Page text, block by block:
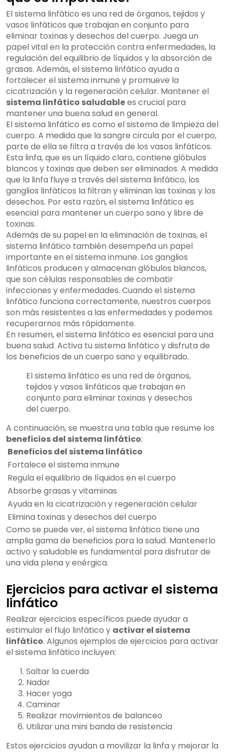
El sistema linfático es una red de órganos, tejidos y
vasos linfáticos que trabajan en conjunto para
eliminar toxinas y desechos del cuerpo. Juega un
papel vital en la protección contra enfermedades, la
regulación del equilibrio de líquidos y la absorción de
grasas. Además, el sistema linfático ayuda a
fortalecer el sistema inmune y promueve la
cicatrización y la regeneración celular. Mantener el
sistema linfático saludablees crucial para
mantener una buena salud en general.
El sistema linfático es como el sistema de limpieza del
cuerpo. A medida que la sangre circula por el cuerpo,
parte de ella se filtra a través de los vasos linfáticos.
Esta linfa, que es un líquido claro, contiene glóbulos
blancos y toxinas que deben ser eliminados. A medida
que la linfa fluye a través del sistema linfático, los
ganglios linfáticos la filtran y eliminan las toxinas y los
desechos. Por esta razón, el sistema linfático es
esencial para mantener un cuerpo sano y libre de
toxinas.
Además de su papel en la eliminación de toxinas, el
sistema linfático también desempeña un papel
importante en el sistema inmune. Los ganglios
linfáticos producen y almacenan glóbulos blancos,
que son células responsables de combatir
infecciones y enfermedades. Cuando el sistema
linfático funciona correctamente, nuestros cuerpos
son más resistentes a las enfermedades y podemos
recuperarnos más rápidamente.
En resumen, el sistema linfático es esencial para una
buena salud. Activa tu sistema linfático y disfruta de
los beneficios de un cuerpo sano y equilibrado.
El sistema linfático es una red de órganos,
tejidos y vasos linfáticos que trabajan en
conjunto para eliminar toxinas y desechos
del cuerpo.
A continuación, se muestra una tabla que resume los
beneficios del sistema linfático:
Beneficios del sistema linfático
Fortalece el sistema inmune
Regula el equilibrio de líquidos en el cuerpo
Absorbe grasas y vitaminas
Ayuda en la cicatrización y regeneración celular
Elimina toxinas y desechos del cuerpo
Como se puede ver, el sistema linfático tiene una
amplia gama de beneficios para la salud. Mantenerlo
activo y saludable es fundamental para disfrutar de
una vida plena y enérgica.
Ejercicios para activar el sistema
linfático
Realizar ejercicios específicos puede ayudar a
estimular el flujo linfático y activar el sistema
linfático. Algunos ejemplos de ejercicios para activar
el sistema linfático incluyen:
Saltar la cuerda
Nadar
Hacer yoga
Caminar
Realizar movimientos de balanceo
Utilizar una mini banda de resistencia
Estos ejercicios ayudan a movilizar la linfa y mejorar la